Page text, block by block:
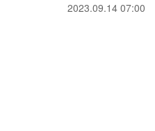
2023.09.14 07:00